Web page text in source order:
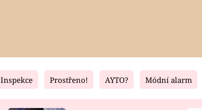
Fresh Living
Inspekce Prostřeno! AYTO? Módní alarm